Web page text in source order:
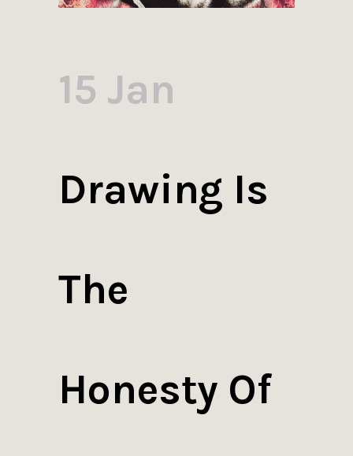
15 Jan
Drawing Is
The
Honesty Of